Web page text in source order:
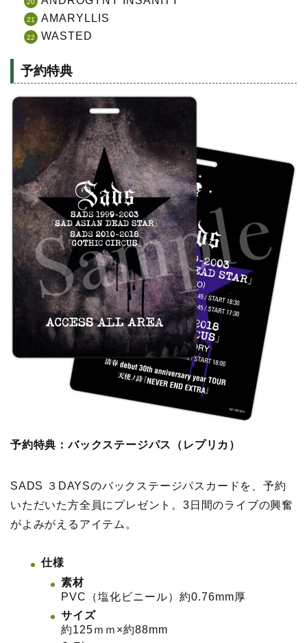
AMARYLLIS
WASTED
予約特典
予約特典：バックステージパス（レプリカ）
SADS ３DAYSのバックステージパスカードを、予約
いただいた方全員にプレゼント。3日間のライブの興奮
がよみがえるアイテム。
仕様
素材
PVC（塩化ビニール）約0.76mm厚
サイズ
約125ｍｍ×約88mm